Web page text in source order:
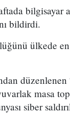
bilgisayar
bildirdi.
ülkede
masa
siber